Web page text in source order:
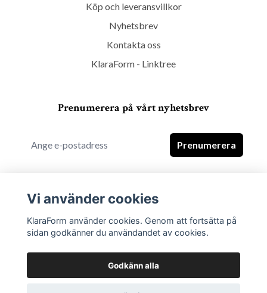
Köp och leveransvillkor
Nyhetsbrev
Kontakta oss
KlaraForm - Linktree
Prenumerera på vårt nyhetsbrev
Prenumerera
Vi använder cookies
KlaraForm använder cookies. Genom att fortsätta på
sidan godkänner du användandet av cookies.
Godkänn alla